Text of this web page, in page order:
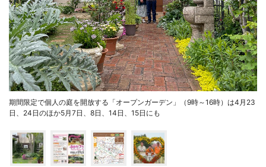
期間限定で個人の庭を開放する「オープンガーデン」（9時～16時）は4月23
日、24日のほか5月7日、8日、14日、15日にも